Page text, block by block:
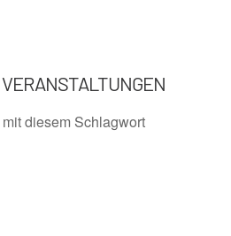
diesem Schlagwort